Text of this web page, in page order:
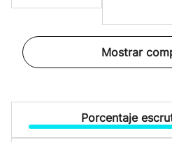
Mostrar
Porcentaje